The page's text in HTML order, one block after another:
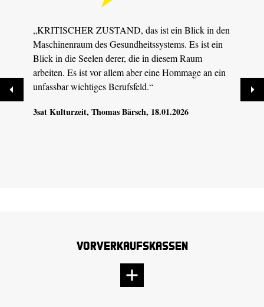
„KRITISCHER ZUSTAND, das ist ein Blick in den
Maschinenraum des Gesundheitssystems. Es ist ein
Blick in die Seelen derer, die in diesem Raum
arbeiten. Es ist vor allem aber eine Hommage an ein
unfassbar wichtiges Berufsfeld.“
3sat Kulturzeit, Thomas Bärsch, 18.01.2026
Vorverkaufskassen